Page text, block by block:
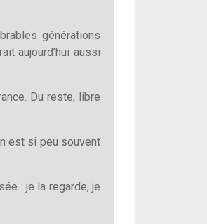
générations
aujourd’hui aussi
Du reste, libre
est si peu souvent
: je la regarde, je